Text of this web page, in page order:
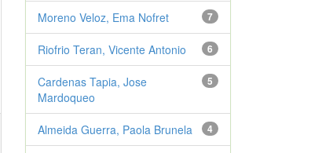
7
Moreno Veloz, Ema Nofret
6
Riofrio Teran, Vicente Antonio
5
Cardenas Tapia, Jose
Mardoqueo
4
Almeida Guerra, Paola Brunela